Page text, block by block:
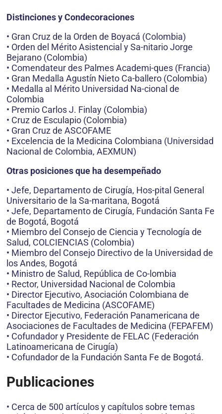
Distinciones y Condecoraciones
• Gran Cruz de la Orden de Boyacá (Colombia)
• Orden del Mérito Asistencial y Sa-nitario Jorge
Bejarano (Colombia)
• Comendateur des Palmes Academi-ques (Francia)
• Gran Medalla Agustín Nieto Ca-ballero (Colombia)
• Medalla al Mérito Universidad Na-cional de
Colombia
• Premio Carlos J. Finlay (Colombia)
• Cruz de Esculapio (Colombia)
• Gran Cruz de ASCOFAME
• Excelencia de la Medicina Colombiana (Universidad
Nacional de Colombia, AEXMUN)
Otras posiciones que ha desempeñado
• Jefe, Departamento de Cirugía, Hos-pital General
Universitario de la Sa-maritana, Bogotá
• Jefe, Departamento de Cirugía, Fundación Santa Fe
de Bogotá, Bogotá
• Miembro del Consejo de Ciencia y Tecnología de
Salud, COLCIENCIAS (Colombia)
• Miembro del Consejo Directivo de la Universidad de
los Andes, Bogotá
• Ministro de Salud, República de Co-lombia
• Rector, Universidad Nacional de Colombia
• Director Ejecutivo, Asociación Colombiana de
Facultades de Medicina (ASCOFAME)
• Director Ejecutivo, Federación Panamericana de
Asociaciones de Facultades de Medicina (FEPAFEM)
• Cofundador y Presidente de FELAC (Federación
Latinoamericana de Cirugía)
• Cofundador de la Fundación Santa Fe de Bogotá.
Publicaciones
• Cerca de 500 artículos y capítulos sobre temas